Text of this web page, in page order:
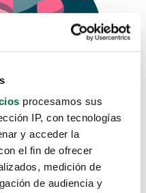
procesamos sus
IP, con tecnologías
y acceder la
el fin de ofrecer
medición de
de audiencia y
como
aquí.